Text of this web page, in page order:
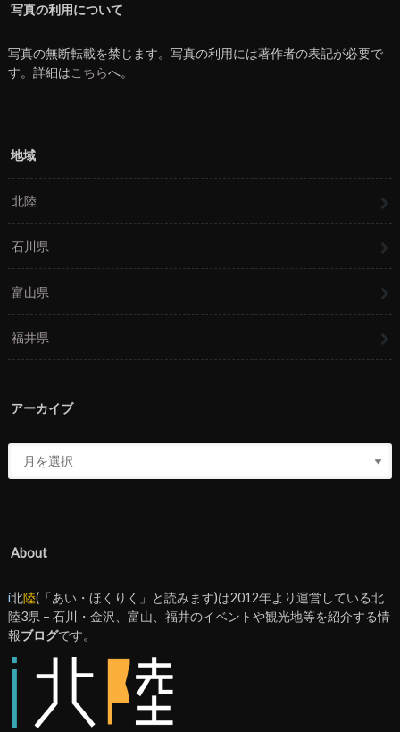
写真の利用について
写真の無断転載を禁じます。写真の利用には著作者の表記が必要で
す。詳細はこちらへ。
地域
北陸
石川県
富山県
福井県
アーカイブ
About
i北陸(「あい・ほくりく」と読みます)は2012年より運営している北
陸3県 – 石川・金沢、富山、福井のイベントや観光地等を紹介する情
報ブログです。